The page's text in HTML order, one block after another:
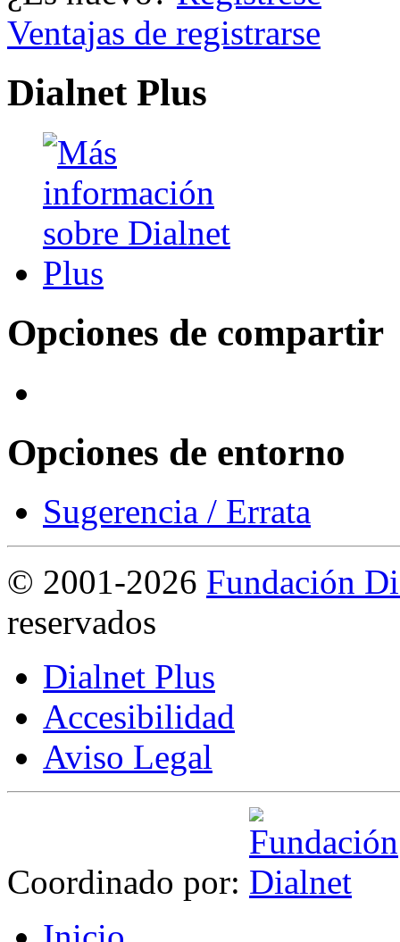
Ventajas de registrarse
Dialnet Plus
Opciones de compartir
Opciones de entorno
Sugerencia / Errata
© 2001-2026 Fundación
reservados
Dialnet Plus
Accesibilidad
Aviso Legal
Coordinado por: